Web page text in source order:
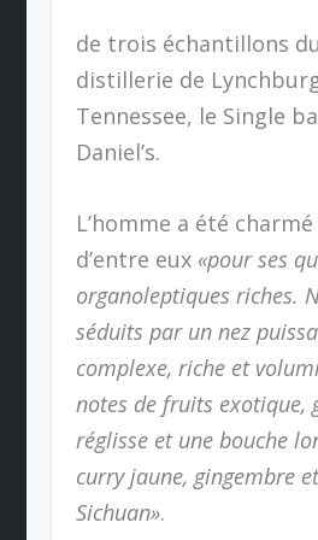
de trois échantillons
distillerie de
Tennessee, le Single
Daniel’s.
L’homme a été charmé
d’entre eux «pour ses
organoleptiques riches.
séduits par un nez
complexe, riche et
notes de fruits exotique,
réglisse et une bouche
curry jaune, gingembre
Sichuan».